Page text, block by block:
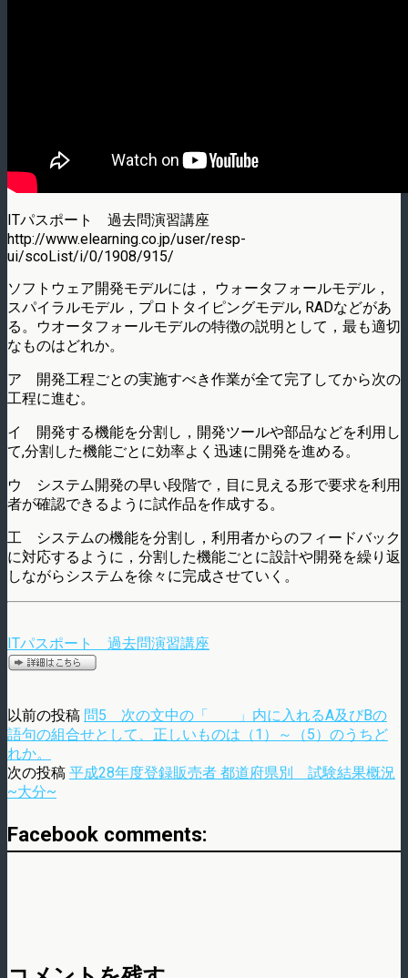
ITパスポート 過去問演習講座
http://www.elearning.co.jp/user/resp-
ui/scoList/i/0/1908/915/
ソフトウェア開発モデルには， ウォータフォールモデル，
スパイラルモデル，プロトタイピングモデル, RADなどがあ
る。ウオータフォールモデルの特徴の説明として，最も適切
なものはどれか。
ア 開発工程ごとの実施すべき作業が全て完了してから次の
工程に進む。
イ 開発する機能を分割し，開発ツールや部品などを利用し
て,分割した機能ごとに効率よく迅速に開発を進める。
ウ システム開発の早い段階で，目に見える形で要求を利用
者が確認できるように試作品を作成する。
工 システムの機能を分割し，利用者からのフィードバック
に対応するように，分割した機能ごとに設計や開発を繰り返
しながらシステムを徐々に完成させていく。
ITパスポート 過去問演習講座
以前の投稿 問5 次の文中の「 」内に入れるA及びBの
語句の組合せとして、正しいものは（1）～（5）のうちど
れか。
次の投稿 平成28年度登録販売者 都道府県別 試験結果概況
~大分~
Facebook comments: